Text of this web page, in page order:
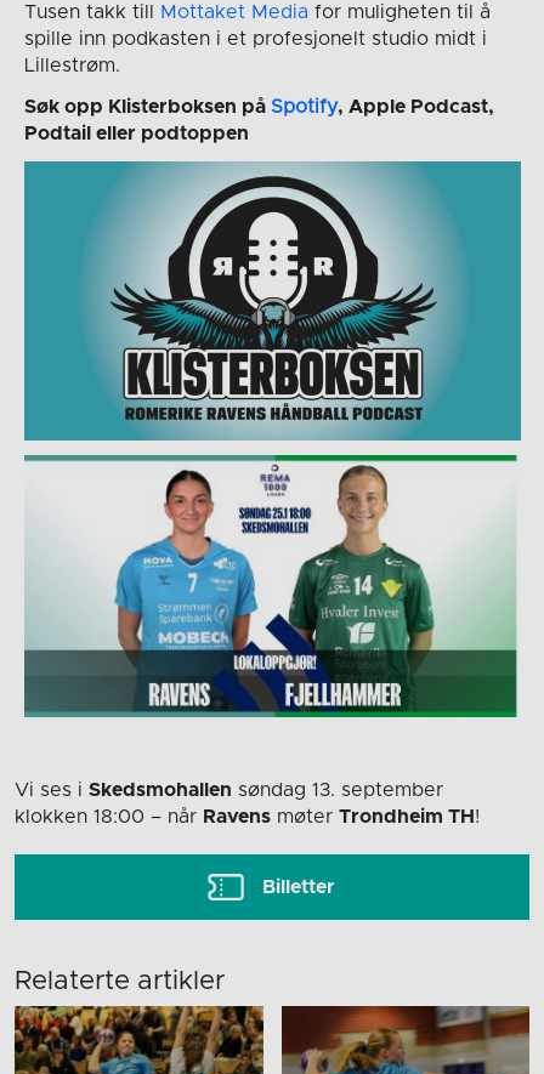
Tusen takk till Mottaket Media for muligheten til å
spille inn podkasten i et profesjonelt studio midt i
Lillestrøm.
Søk opp Klisterboksen på Spotify, Apple Podcast,
Podtail eller podtoppen
Vi ses i Skedsmohallen søndag 13. september
klokken 18:00 – når Ravens møter Trondheim TH !
Billetter
Relaterte artikler